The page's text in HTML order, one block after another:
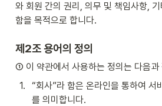
와 회원 간의 권리, 의무 및 책임사항,
함을 목적으로 합니다.
제2조 용어의 정의
① 이 약관에서 사용하는 정의는 다음과
1.
“회사”라 함은 온라인을 통하여 서
를 의미합니다.